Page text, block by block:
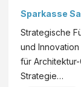
e
m
e
n
t
(
n
g
i
n
e
Sparkasse
Strategische
und
für
Strategie…